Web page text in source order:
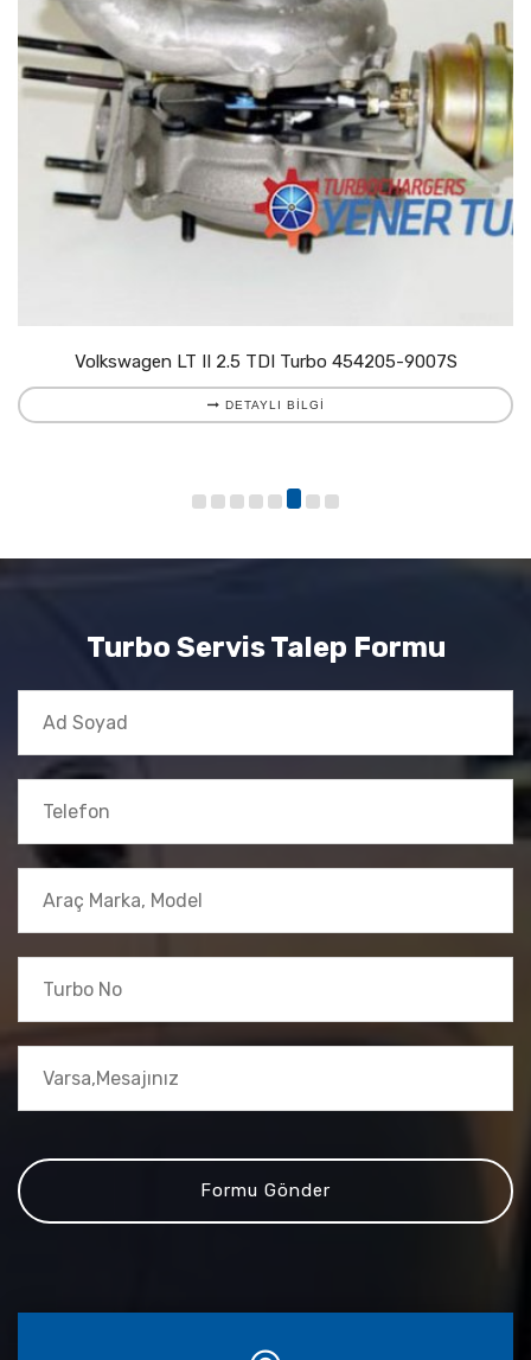
Volkswagen LT II 2.5 TDI Turbo 454205-9007S
DETAYLI BILGI
Turbo Servis Talep Formu